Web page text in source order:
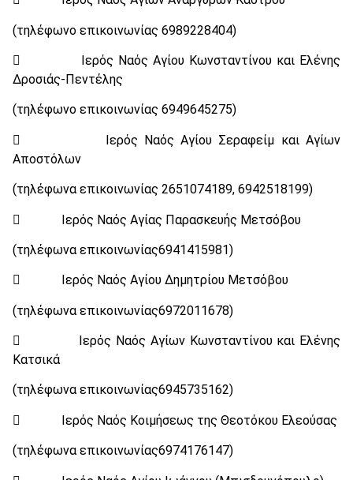
(τηλέφωνο επικοινωνίας 6989228404)
 Ιερός Ναός Αγίου Κωνσταντίνου και Ελένης
Δροσιάς-Πεντέλης
(τηλέφωνο επικοινωνίας 6949645275)
 Ιερός Ναός Αγίου Σεραφείμ και Αγίων
Αποστόλων
(τηλέφωνα επικοινωνίας 2651074189, 6942518199)
 Ιερός Ναός Αγίας Παρασκευής Μετσόβου
(τηλέφωνα επικοινωνίας6941415981)
 Ιερός Ναός Αγίου Δημητρίου Μετσόβου
(τηλέφωνα επικοινωνίας6972011678)
 Ιερός Ναός Αγίων Κωνσταντίνου και Ελένης
Κατσικά
(τηλέφωνα επικοινωνίας6945735162)
 Ιερός Ναός Κοιμήσεως της Θεοτόκου Ελεούσας
(τηλέφωνα επικοινωνίας6974176147)